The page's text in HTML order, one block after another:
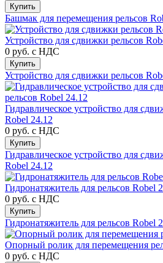
Купить
Башмак для перемещения рельсов
Устройство для сдвижки рельсов
0 руб. с НДС
Купить
Устройство для сдвижки рельсов
Гидравлическое устройство для
Robel 24.12
0 руб. с НДС
Купить
Гидравлическое устройство для
Robel 24.12
Гидронатяжитель для рельсов Robel
0 руб. с НДС
Купить
Гидронатяжитель для рельсов Robel
Опорный ролик для перемещения
0 руб. с НДС